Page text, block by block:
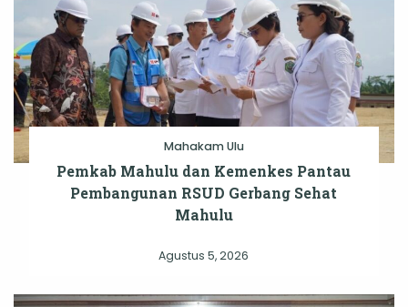
Mahakam Ulu
Pemkab Mahulu dan Kemenkes Pantau
Pembangunan RSUD Gerbang Sehat
Mahulu
Agustus 5, 2026